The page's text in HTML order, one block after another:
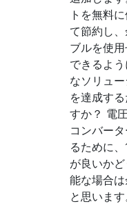
トを無料
て節約し
ブルを使
できるよ
なソリュ
を達成す
すか？ 電
コンバー
るために
が良いか
能な場合
と思います